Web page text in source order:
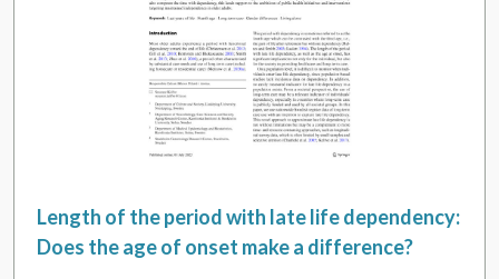
Length of the period with late life dependency:
Does the age of onset make a difference?